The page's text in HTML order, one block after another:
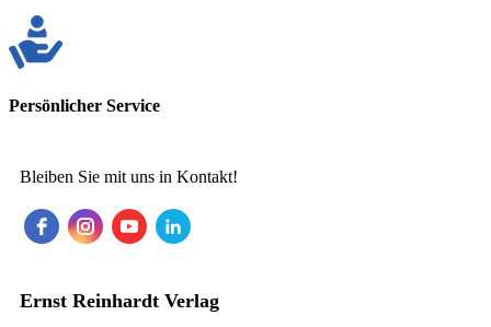
Persönlicher Service
Bleiben Sie mit uns in Kontakt!
Ernst Reinhardt Verlag